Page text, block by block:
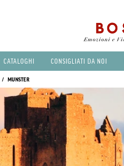
CATALOGHI CONSIGLIATI DA NOI
MUNSTER